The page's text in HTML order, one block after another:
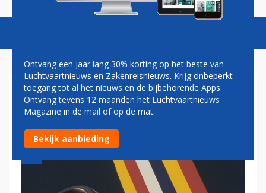
HULPMOTOR APU STAAT OP
SCHIPHOL TE VEEL AAN
Ontvang een jaar lang 30% korting op het beste van
Luchtvaartnieuws en Zakenreisnieuws. Krijg onbeperkt
toegang tot al het nieuws en de bijbehorende Apps.
Ontvang tevens 12 maanden het Luchtvaartnieuws
Magazine in de mail of op de mat.
Bekijk aanbieding